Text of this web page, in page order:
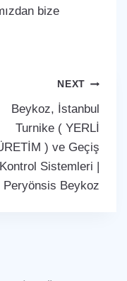
bize
NEXT
Beykoz, İstanbul
Turnike ( YERLİ
) ve Geçiş
Kontrol Sistemleri |
Peryönsis Beykoz